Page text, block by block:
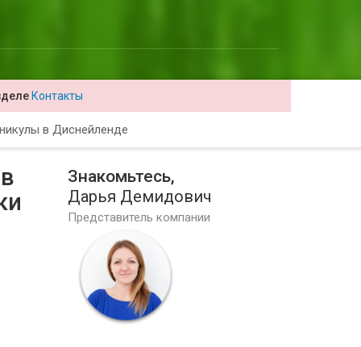
Контакты
в Диснейленде
Знакомьтесь,
Дарья Демидович
Представитель компании